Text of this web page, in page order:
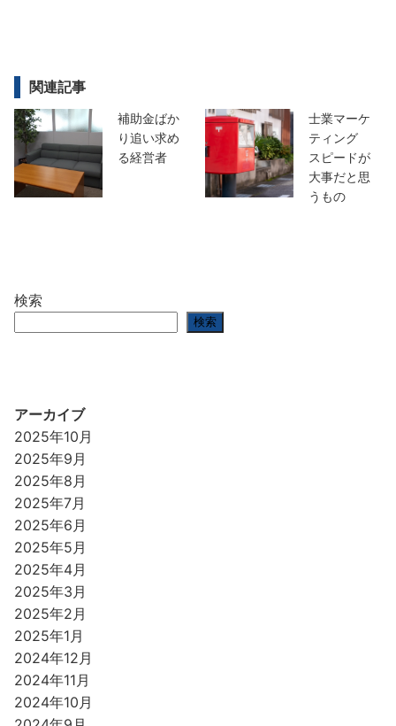
関連記事
補助金ばか
り追い求め
る経営者
士業マーケ
ティング
スピードが
大事だと思
うもの
検索
検索
アーカイブ
2025年10月
2025年9月
2025年8月
2025年7月
2025年6月
2025年5月
2025年4月
2025年3月
2025年2月
2025年1月
2024年12月
2024年11月
2024年10月